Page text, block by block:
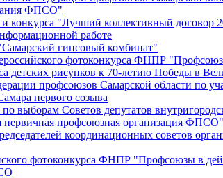
ФПСО"
конкурса "Лучший коллективный договор
работе
гипсовый комбинат"
фотоконкурса ФНПР
детских рисунков к 70-летию Победы в
профсоюзов Самарской области по
первого созыва
Советов депутатов
первичная профсоюзная организация
координационных советов
фотоконкурса ФНПР "Профсоюзы в